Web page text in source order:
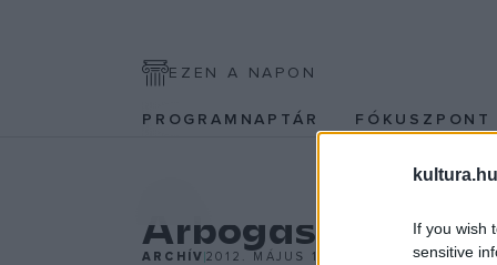
If you wish
sensitive
EZEN A NAPON
PROGRAMNAPTÁR FÓKUSZPONT
Arbogast lesz a
ARCHÍV2012. MÁJUS 15.